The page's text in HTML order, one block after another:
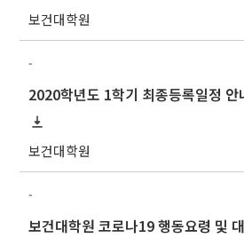
보건대학원
-
보건대학원
-
보건대학원 코로나19 행동요령 및